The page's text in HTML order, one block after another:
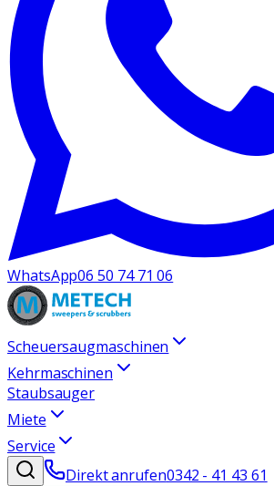
WhatsApp06 50 74 71 06
Scheuersaugmaschinen
Kehrmaschinen
Staubsauger
Miete
Service
Direkt anrufen0342 - 41 43 61